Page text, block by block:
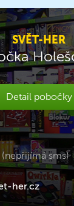
SVĚT-HER
Detail pobočky
(nepřijímá sms)
her.cz